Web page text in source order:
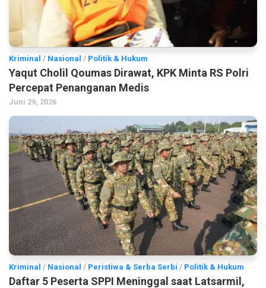
Kriminal / Nasional / Politik & Hukum
Yaqut Cholil Qoumas Dirawat, KPK Minta RS Polri
Percepat Penanganan Medis
Juni 29, 2026
Kriminal / Nasional / Peristiwa & Serba Serbi / Politik & Hukum
Daftar 5 Peserta SPPI Meninggal saat Latsarmil,